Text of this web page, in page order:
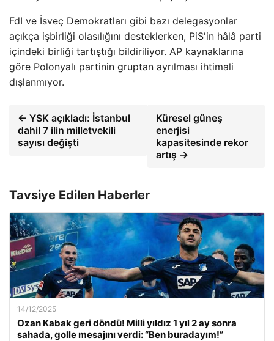
FdI ve İsveç Demokratları gibi bazı delegasyonlar
açıkça işbirliği olasılığını desteklerken, PiS'in hâlâ parti
içindeki birliği tartıştığı bildiriliyor. AP kaynaklarına
göre Polonyalı partinin gruptan ayrılması ihtimali
dışlanmıyor.
← YSK açıkladı: İstanbul
dahil 7 ilin milletvekili
sayısı değişti
Küresel güneş
enerjisi
kapasitesinde rekor
artış →
Tavsiye Edilen Haberler
14/12/2025
Ozan Kabak geri döndü! Milli yıldız 1 yıl 2 ay sonra
sahada, golle mesajını verdi: “Ben buradayım!”